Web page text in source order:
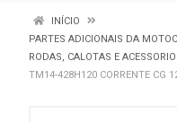
INÍCIO
PARTES ADICIONAIS DA
RODAS, CALOTAS E
TM14-428H120 CORRENTE CG